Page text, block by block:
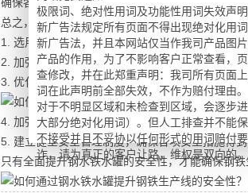
总之，通过以下措施，可以有效提升钢水铁水罐
1. 选用优质的钢水铁水罐材料，确保罐体质量；
2. 加强日常维护保养，关注罐体及部件的磨损、
3. 优化运输方式，确保罐体平稳运输；
4. 加强人员培训，提高操作人员的安全意识；
5. 建立健全安全管理制度，确保各项安全措施得
只有全面提升钢水铁水罐的安全性，才能确保钢
​极限词、绝对性用词及功能性用词失效声明
新广告法规定所有页面不得出现绝对化用
新广告法，并且本网站仅当作我司产品图
产品的作用，为了不影响客户正常查看，
查修改，并在此郑重声明：我司所有页面
词在此声明前全部失效，不作为赔付理由。
对于不明显区域和未检查到区域，会逐步
大部分绝对化用词）。但人工排查并不能
不接受并且不妥协以任何形式的用词赔付
诈，请为真正的客户让路，维权是双向的
系我们帮助完善。
★ 法律声明：根据《广告法》和工商部门